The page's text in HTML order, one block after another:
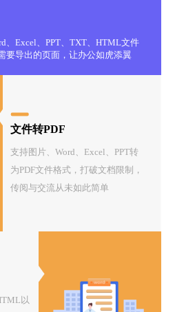
、Excel、PPT、TXT、HTML文件
要导出的页面，让办公如虎添翼
文件转PDF
支持图片、Word、Excel、PPT转
为PDF文件格式，打破文档限制，
传阅与交流从未如此简单
以